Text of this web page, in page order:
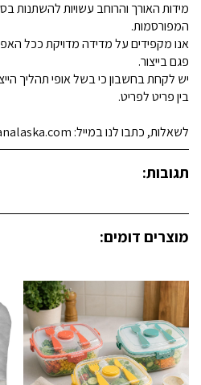
המפורסמות.
אנו מקפידים על מדידה מדויקת ככל
פגם בייצור.
יש לקחת בחשבון כי בשל אופי תהליך
בין פריט לפריט.
לשאלות, כתבו לנו במייל: info@migvanalaska.com
תגובות:
מוצרים דומים: